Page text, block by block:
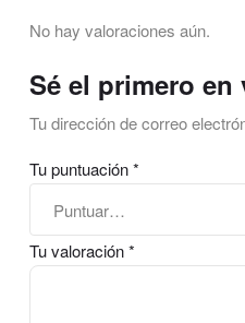
No hay valoraciones aún.
Sé el primero en
Tu dirección de correo
Tu puntuación*
Tu valoración*